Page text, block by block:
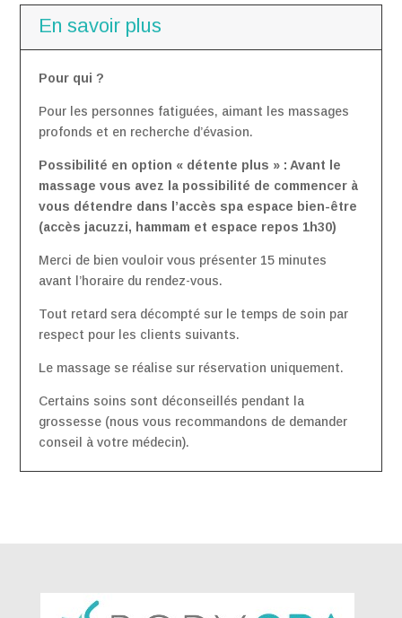
En savoir plus
Pour qui ?
Pour les personnes fatiguées, aimant les massages
profonds et en recherche d’évasion.
Possibilité en option « détente plus » : Avant le
massage vous avez la possibilité de commencer à
vous détendre dans l’accès spa espace bien-être
(accès jacuzzi, hammam et espace repos 1h30)
Merci de bien vouloir vous présenter 15 minutes
avant l’horaire du rendez-vous.
Tout retard sera décompté sur le temps de soin par
respect pour les clients suivants.
Le massage se réalise sur réservation uniquement.
Certains soins sont déconseillés pendant la
grossesse (nous vous recommandons de demander
conseil à votre médecin).